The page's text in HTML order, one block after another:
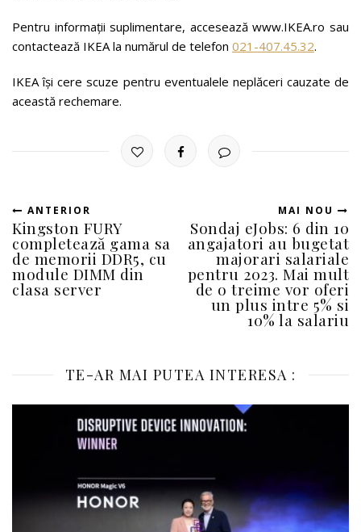
Pentru informații suplimentare, accesează www.IKEA.ro sau
contactează IKEA la numărul de telefon 021-407.45.32.
IKEA își cere scuze pentru eventualele neplăceri cauzate de
această rechemare.
ANTERIOR
Kingston FURY
completează gama sa
de memorii DDR5, cu
module DIMM din
clasa server
MAI NOU
Sondaj eJobs: 6 din 10
angajatori au bugetat
majorari salariale
pentru 2023. Mai mult
de o treime vor oferi
un plus intre 5% si
10% la salariu
TE-AR MAI PUTEA INTERESA :